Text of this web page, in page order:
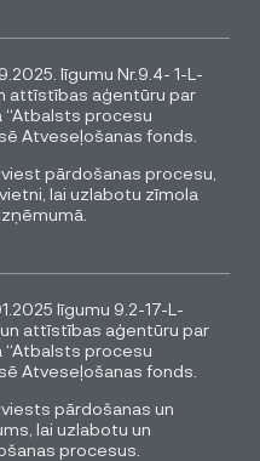
līgumu Nr.9.4- 1-L-
attīstības aģentūru par
“Atbalsts procesu
Atveseļošanas fonds.
pārdošanas procesu,
lai uzlabotu zīmola
līgumu 9.2-17-L-
attīstības aģentūru par
“Atbalsts procesu
Atveseļošanas fonds.
pārdošanas un
lai uzlabotu un
procesus.